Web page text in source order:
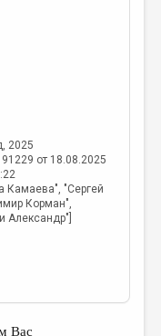
2025
от 18.08.2025
Камаева", "Сергей
Корман",
Александр"]
Вас